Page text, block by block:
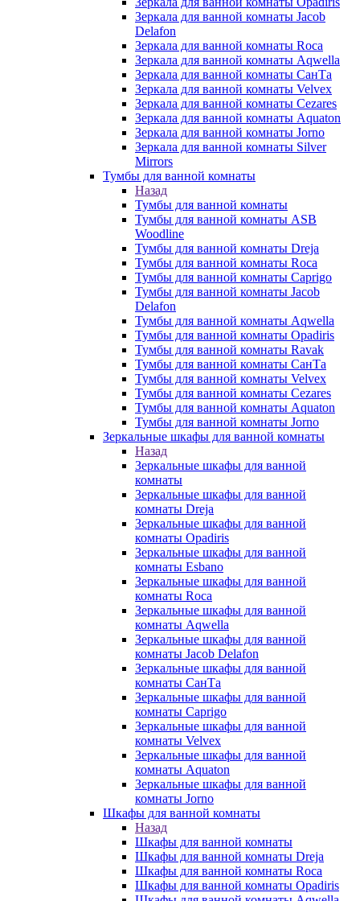
Зеркала для ванной комнаты Jacob
Delafon
Зеркала для ванной комнаты Roca
Зеркала для ванной комнаты Aqwella
Зеркала для ванной комнаты СанТа
Зеркала для ванной комнаты Velvex
Зеркала для ванной комнаты Cezares
Зеркала для ванной комнаты Aquaton
Зеркала для ванной комнаты Jorno
Зеркала для ванной комнаты Silver
Mirrors
Тумбы для ванной комнаты
Назад
Тумбы для ванной комнаты
Тумбы для ванной комнаты ASB
Woodline
Тумбы для ванной комнаты Dreja
Тумбы для ванной комнаты Roca
Тумбы для ванной комнаты Caprigo
Тумбы для ванной комнаты Jacob
Delafon
Тумбы для ванной комнаты Aqwella
Тумбы для ванной комнаты Opadiris
Тумбы для ванной комнаты Ravak
Тумбы для ванной комнаты СанТа
Тумбы для ванной комнаты Velvex
Тумбы для ванной комнаты Cezares
Тумбы для ванной комнаты Aquaton
Тумбы для ванной комнаты Jorno
Зеркальные шкафы для ванной комнаты
Назад
Зеркальные шкафы для ванной
комнаты
Зеркальные шкафы для ванной
комнаты Dreja
Зеркальные шкафы для ванной
комнаты Opadiris
Зеркальные шкафы для ванной
комнаты Esbano
Зеркальные шкафы для ванной
комнаты Roca
Зеркальные шкафы для ванной
комнаты Aqwella
Зеркальные шкафы для ванной
комнаты Jacob Delafon
Зеркальные шкафы для ванной
комнаты СанТа
Зеркальные шкафы для ванной
комнаты Caprigo
Зеркальные шкафы для ванной
комнаты Velvex
Зеркальные шкафы для ванной
комнаты Aquaton
Зеркальные шкафы для ванной
комнаты Jorno
Шкафы для ванной комнаты
Назад
Шкафы для ванной комнаты
Шкафы для ванной комнаты Dreja
Шкафы для ванной комнаты Roca
Шкафы для ванной комнаты Opadiris